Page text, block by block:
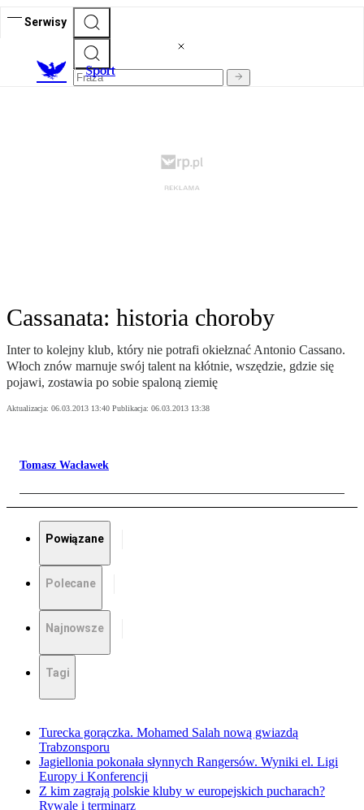
Serwisy
Sport
Cassanata: historia choroby
Inter to kolejny klub, który nie potrafi okiełznać Antonio Cassano.
Włoch znów marnuje swój talent na kłótnie, wszędzie, gdzie się
pojawi, zostawia po sobie spaloną ziemię
Aktualizacja: 06.03.2013 13:40 Publikacja: 06.03.2013 13:38
Tomasz Wacławek
Powiązane
Polecane
Najnowsze
Tagi
Turecka gorączka. Mohamed Salah nową gwiazdą
Trabzonsporu
Jagiellonia pokonała słynnych Rangersów. Wyniki el. Ligi
Europy i Konferencji
Z kim zagrają polskie kluby w europejskich pucharach?
Rywale i terminarz